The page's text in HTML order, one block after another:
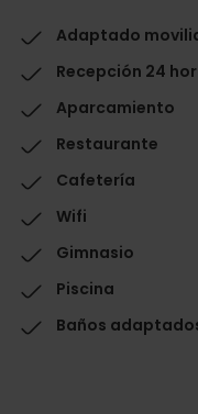
Adaptado
Recepción 24
Aparcamiento
Restaurante
Cafetería
Wifi
Gimnasio
Piscina
Baños